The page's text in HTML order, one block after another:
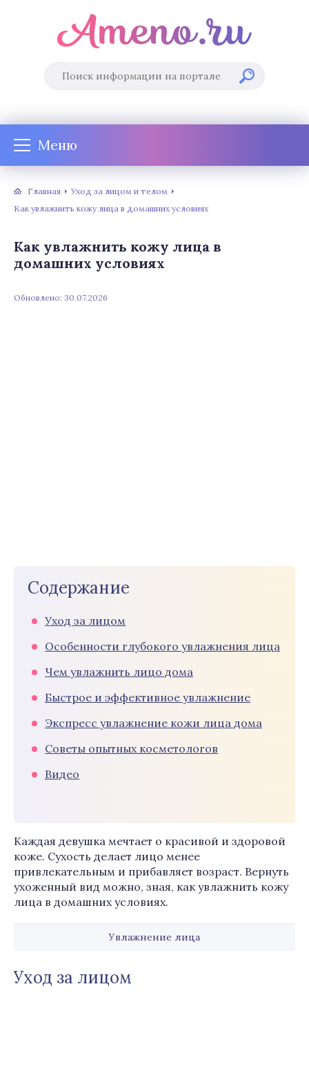
Меню
Главная
Уход за лицом и телом
Как увлажнить кожу лица в домашних условиях
Как увлажнить кожу лица в
домашних условиях
Обновлено: 30.07.2026
Содержание
Уход за лицом
Особенности глубокого увлажнения лица
Чем увлажнить лицо дома
Быстрое и эффективное увлажнение
Экспресс увлажнение кожи лица дома
Советы опытных косметологов
Видео
Каждая девушка мечтает о красивой и здоровой
коже. Сухость делает лицо менее
привлекательным и прибавляет возраст. Вернуть
ухоженный вид можно, зная, как увлажнить кожу
лица в домашних условиях.
Увлажнение лица
Уход за лицом